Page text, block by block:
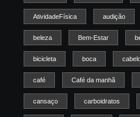
AtividadeFísica audição
beleza Bem-Estar
bicicleta boca
café Café da manhã
cansaço carboidratos